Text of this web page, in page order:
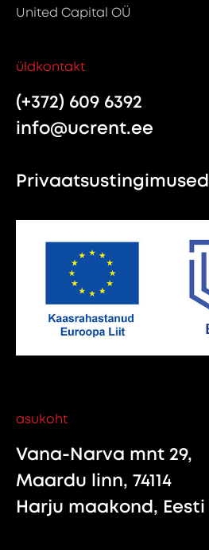
United Capital OÜ
üldkontakt
(+372) 609 6392
info@ucrent.ee
Privaatsustingimused
asukoht
Vana-Narva mnt 29,
Maardu linn, 74114
Harju maakond, Eesti